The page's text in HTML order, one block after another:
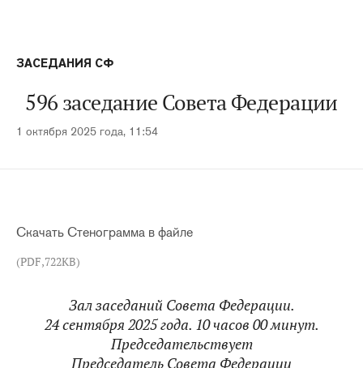
ЗАСЕДАНИЯ СФ
596 заседание Совета Федерации
1 октября 2025 года, 11:54
Скачать Стенограмма в файле
(PDF,722KB)
Зал заседаний Совета Федерации.
24 сентября 2025 года. 10 часов 00 минут.
Председательствует
Председатель Совета Федерации